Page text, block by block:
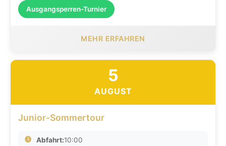
Ausgangsperren-Turnier
MEHR ERFAHREN
5
AUGUST
Junior-Sommertour
Abfahrt:10:00